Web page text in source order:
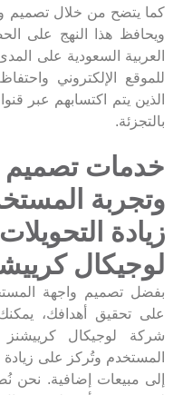
كما يتضح من خلال تصميم
ويحافظ هذا النهج على
العربية السعودية على
للموقع الإلكتروني
الذين يتم اكتسابهم عبر
بالتجزئة.
خدمات تصميم
وتجربة
زيادة
لوجيكال
بفضل تصميم واجهة
على تحقيق أهدافك،
شركة لوجيكال
المستخدم وتُركز على زيادة
إلى مبيعات إضافية. نحن